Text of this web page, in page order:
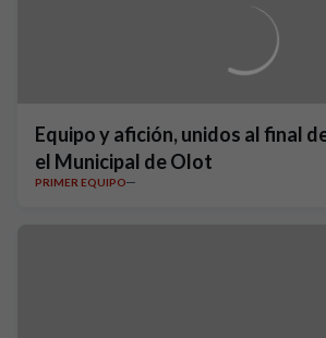
Equipo y afición, unidos al final
el Municipal de Olot
PRIMER EQUIPO